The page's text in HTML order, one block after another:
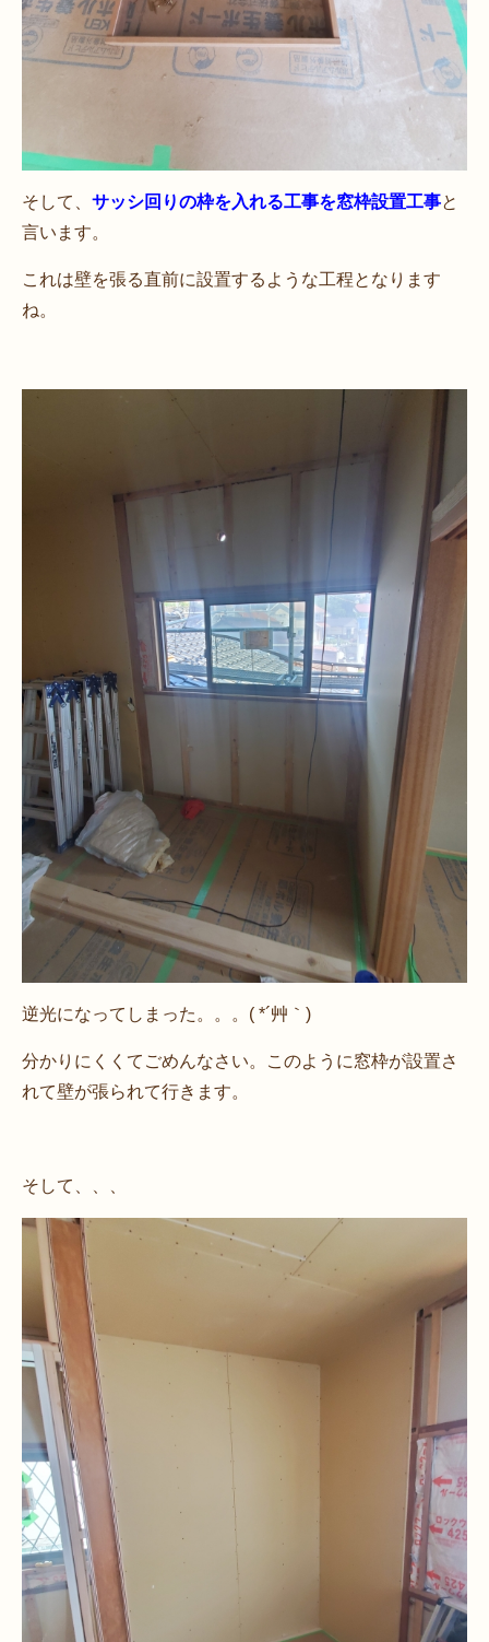
そして、 サッシ回りの枠を入れる工事を窓枠設置工事と
言います。
これは壁を張る直前に設置するような工程となります
ね。
逆光になってしまった。。。( *´艸｀)
分かりにくくてごめんなさい。このように窓枠が設置さ
れて壁が張られて行きます。
そして、、、